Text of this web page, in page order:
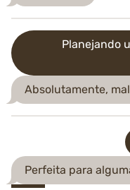
Planejando
Absolutamente,
Perfeita para